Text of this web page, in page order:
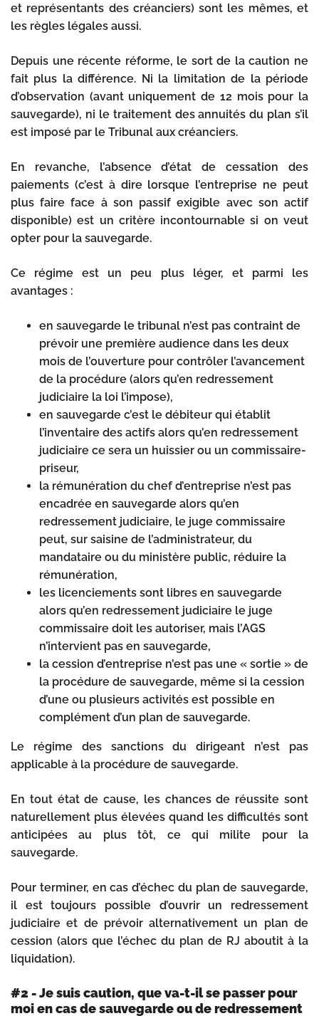
et représentants des créanciers) sont les mêmes, et
les règles légales aussi.
Depuis une récente réforme, le sort de la caution ne
fait plus la différence. Ni la limitation de la période
d’observation (avant uniquement de 12 mois pour la
sauvegarde), ni le traitement des annuités du plan s’il
est imposé par le Tribunal aux créanciers.
En revanche, l’absence d’état de cessation des
paiements (c’est à dire lorsque l’entreprise ne peut
plus faire face à son passif exigible avec son actif
disponible) est un critère incontournable si on veut
opter pour la sauvegarde.
Ce régime est un peu plus léger, et parmi les
avantages :
en sauvegarde le tribunal n’est pas contraint de
prévoir une première audience dans les deux
mois de l’ouverture pour contrôler l’avancement
de la procédure (alors qu’en redressement
judiciaire la loi l’impose),
en sauvegarde c’est le débiteur qui établit
l’inventaire des actifs alors qu’en redressement
judiciaire ce sera un huissier ou un commissaire-
priseur,
la rémunération du chef d’entreprise n’est pas
encadrée en sauvegarde alors qu’en
redressement judiciaire, le juge commissaire
peut, sur saisine de l’administrateur, du
mandataire ou du ministère public, réduire la
rémunération,
les licenciements sont libres en sauvegarde
alors qu’en redressement judiciaire le juge
commissaire doit les autoriser, mais l’AGS
n’intervient pas en sauvegarde,
la cession d’entreprise n’est pas une « sortie » de
la procédure de sauvegarde, même si la cession
d’une ou plusieurs activités est possible en
complément d’un plan de sauvegarde.
Le régime des sanctions du dirigeant n’est pas
applicable à la procédure de sauvegarde.
En tout état de cause, les chances de réussite sont
naturellement plus élevées quand les difficultés sont
anticipées au plus tôt, ce qui milite pour la
sauvegarde.
Pour terminer, en cas d’échec du plan de sauvegarde,
il est toujours possible d’ouvrir un redressement
judiciaire et de prévoir alternativement un plan de
cession (alors que l’échec du plan de RJ aboutit à la
liquidation).
#2 - Je suis caution, que va-t-il se passer pour
moi en cas de sauvegarde ou de redressement